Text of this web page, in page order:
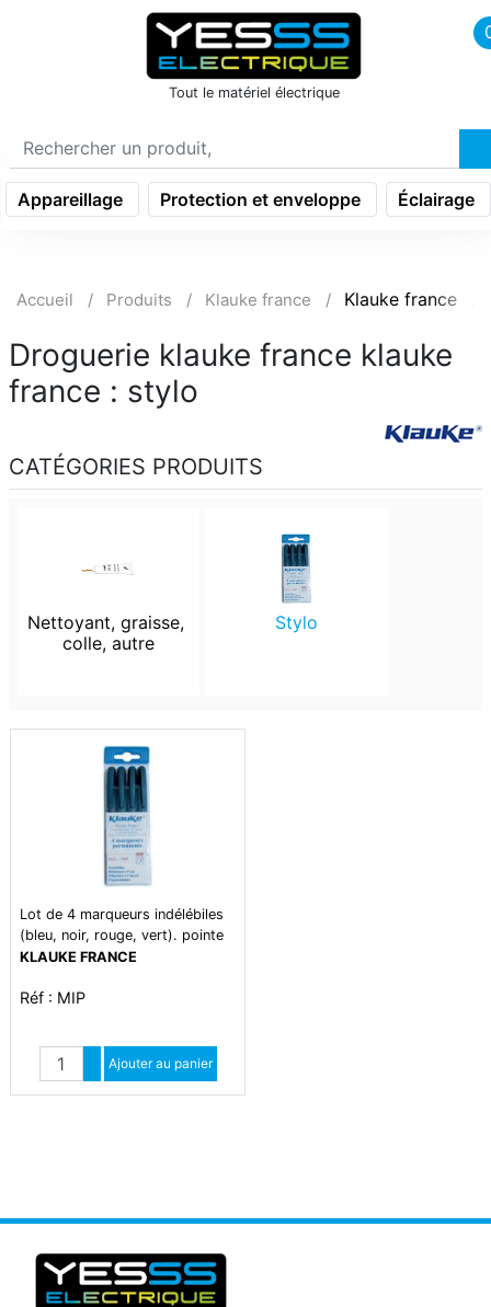
icon menu burger
Tout le matériel électrique
Appareillage Protection et enveloppe Éclairage
Accueil Produits Klauke france Klauke france
Droguerie klauke france klauke
france : stylo
CATÉGORIES PRODUITS
Nettoyant, graisse,
colle, autre
Stylo
Lot de 4 marqueurs indélébiles
(bleu, noir, rouge, vert). pointe
de larg. 0,6mm
KLAUKE FRANCE
Réf : MIP
Quantité
Augmenter quantité
Diminuer quantité
Ajouter au panier